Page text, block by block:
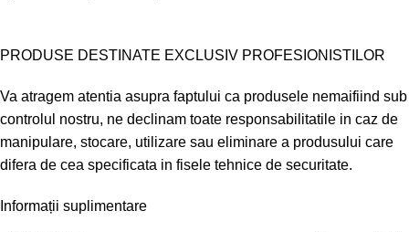
PRODUSE DESTINATE EXCLUSIV PROFESIONISTILOR
Va atragem atentia asupra faptului ca produsele nemaifiind sub
controlul nostru, ne declinam toate responsabilitatile in caz de
manipulare, stocare, utilizare sau eliminare a produsului care
difera de cea specificata in fisele tehnice de securitate.
Informații suplimentare